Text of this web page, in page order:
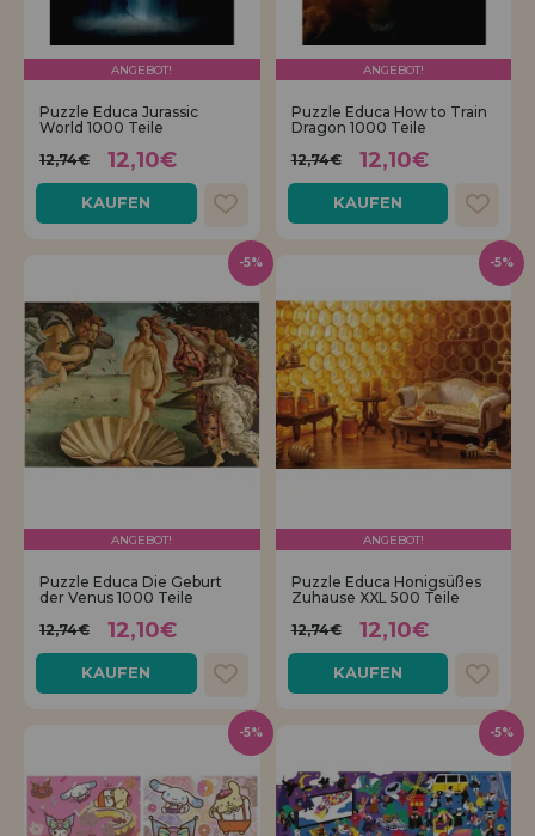
ANGEBOT!
Puzzle Educa Jurassic
World 1000 Teile
12,74€
12,10€
KAUFEN
ANGEBOT!
Puzzle Educa How to Train
Dragon 1000 Teile
12,74€
12,10€
KAUFEN
ANGEBOT!
Puzzle Educa Die Geburt
der Venus 1000 Teile
12,74€
12,10€
KAUFEN
-5%
ANGEBOT!
Puzzle Educa Honigsüßes
Zuhause XXL 500 Teile
12,74€
12,10€
KAUFEN
-5%
-5% -5%